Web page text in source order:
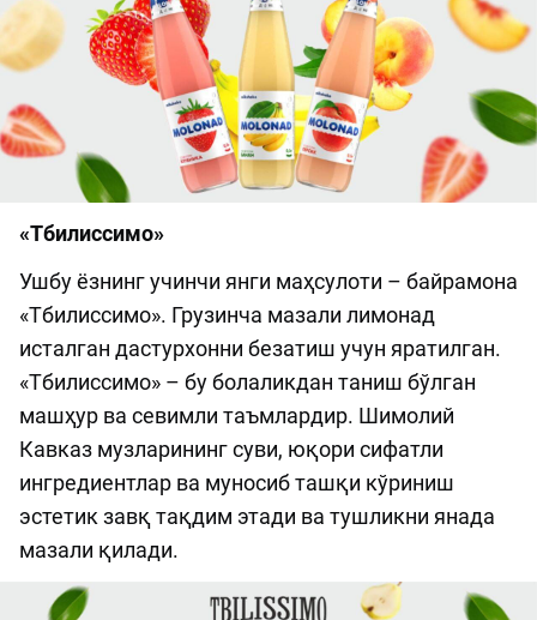
«Тбилиссимо»
Ушбу ёзнинг учинчи янги маҳсулоти – байрамона
«Тбилиссимо». Грузинча мазали лимонад
исталган дастурхонни безатиш учун яратилган.
«Тбилиссимо» – бу болаликдан таниш бўлган
машҳур ва севимли таъмлардир. Шимолий
Кавказ музларининг суви, юқори сифатли
ингредиентлар ва муносиб ташқи кўриниш
эстетик завқ тақдим этади ва тушликни янада
мазали қилади.